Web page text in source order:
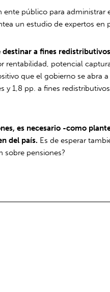
público para
un estudio de expertos en
a fines
rentabilidad, potencial
que el gobierno se abra
1,8 pp. a fines
es necesario -como
del país. Es de esperar
sobre pensiones?